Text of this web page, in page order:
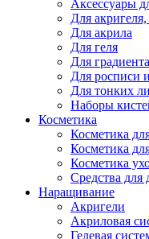
Аксессуары
Для
Для акрила
Для геля
Для градиента
Для росписи
Для тонких
Наборы
Косметика
Косметика
Косметика
Косметика
Средства для
Наращивание
Акригели
Акриловая
Гелевая